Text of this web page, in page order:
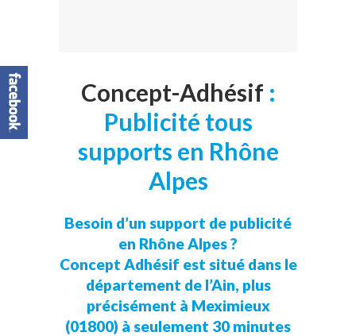
Concept-Adhésif :
Publicité tous
supports en Rhône
Alpes
Besoin d’un support de publicité
en Rhône Alpes ?
Concept Adhésif est situé dans le
département de l’Ain, plus
précisément à Meximieux
(01800) à seulement 30 minutes